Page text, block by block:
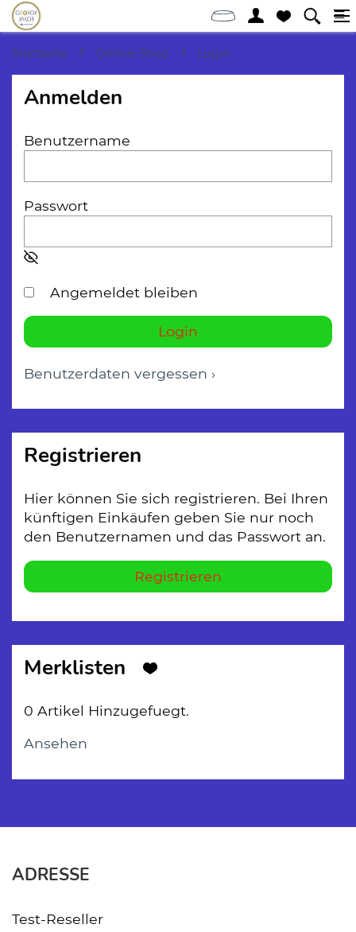
Startseite Online-Shop Login
Anmelden
Benutzername
Passwort
Angemeldet bleiben
Benutzerdaten vergessen ›
Registrieren
Hier können Sie sich registrieren. Bei Ihren
künftigen Einkäufen geben Sie nur noch
den Benutzernamen und das Passwort an.
Registrieren
Merklisten
0 Artikel Hinzugefuegt.
Ansehen
ADRESSE
Test-Reseller